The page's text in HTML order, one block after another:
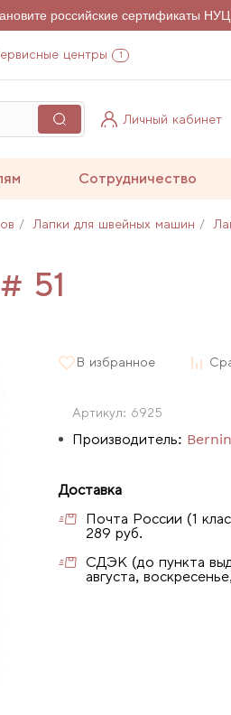
российские сертификаты
центры 1
Личный кабинет
Сотрудничество
Лапки для швейных машин
51
В избранное
Артикул: 6925
Производитель:
Доставка
Почта России (1
289 руб.
СДЭК (до пункта
августа,